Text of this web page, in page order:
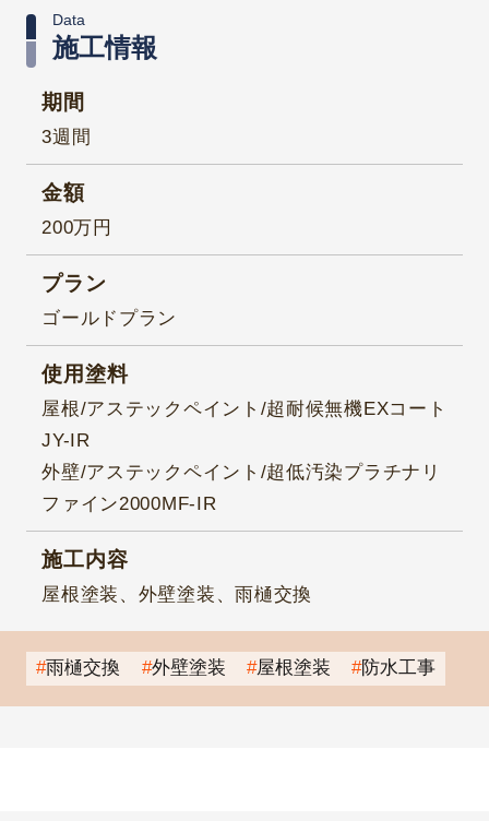
施工情報
Data
期間
3週間
金額
200万円
プラン
ゴールドプラン
使用塗料
屋根/アステックペイント/超耐候無機EXコート
JY-IR
外壁/アステックペイント/超低汚染プラチナリ
ファイン2000MF-IR
施工内容
屋根塗装、外壁塗装、雨樋交換
雨樋交換 外壁塗装 屋根塗装 防水工事